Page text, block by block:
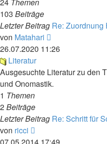
103 Beiträge
Letzter Beitrag Re:
von Matahari
Beitrag
26.07.2020 11:26
Literatur
Ausgesuchte Literatur zu den
und Onomastik.
1 Themen
2Beiträge
Letzter Beitrag Re: Schritt für
von ricci
Beitrag